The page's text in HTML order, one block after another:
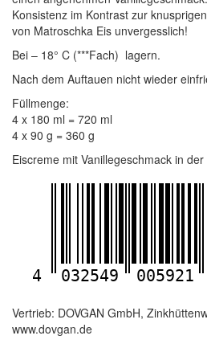
Konsistenz im Kontrast zur
von Matroschka Eis unvergesslich!
Bei – 18° C (***Fach) lagern.
Nach dem Auftauen nicht wieder
Füllmenge:
4 x 180 ml = 720 ml
4 x 90 g = 360 g
Eiscreme mit Vanillegeschmack in der
4 032549 005921
Vertrieb: DOVGAN GmbH,
www.dovgan.de